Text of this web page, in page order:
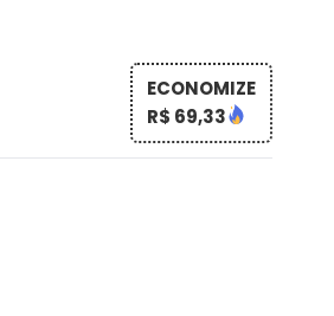
ECONOMIZE
R$ 69,33